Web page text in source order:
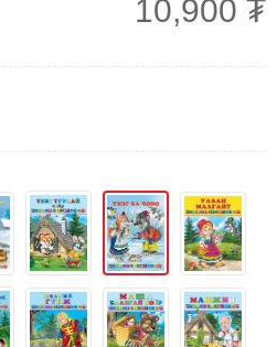
10,900 ₮